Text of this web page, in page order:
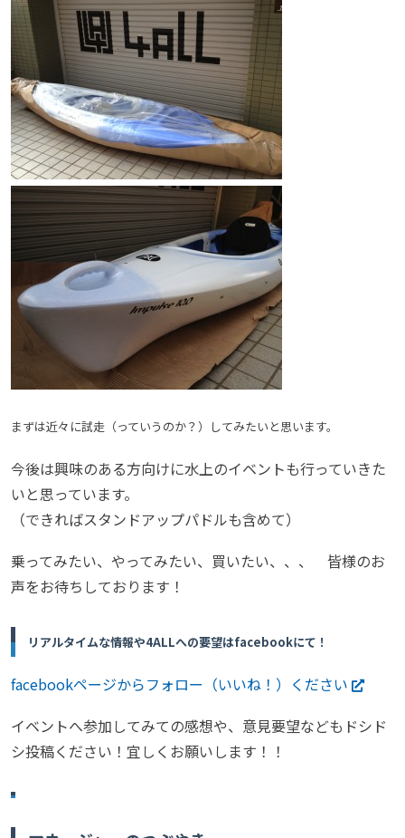
まずは近々に試走（っていうのか？）してみたいと思います。
今後は興味のある方向けに水上のイベントも行っていきた
いと思っています。
（できればスタンドアップパドルも含めて）
乗ってみたい、やってみたい、買いたい、、、 皆様のお
声をお待ちしております！
リアルタイムな情報や4ALLへの要望はfacebookにて！
facebookページからフォロー（いいね！）ください
イベントへ参加してみての感想や、意見要望などもドシド
シ投稿ください！宜しくお願いします！！